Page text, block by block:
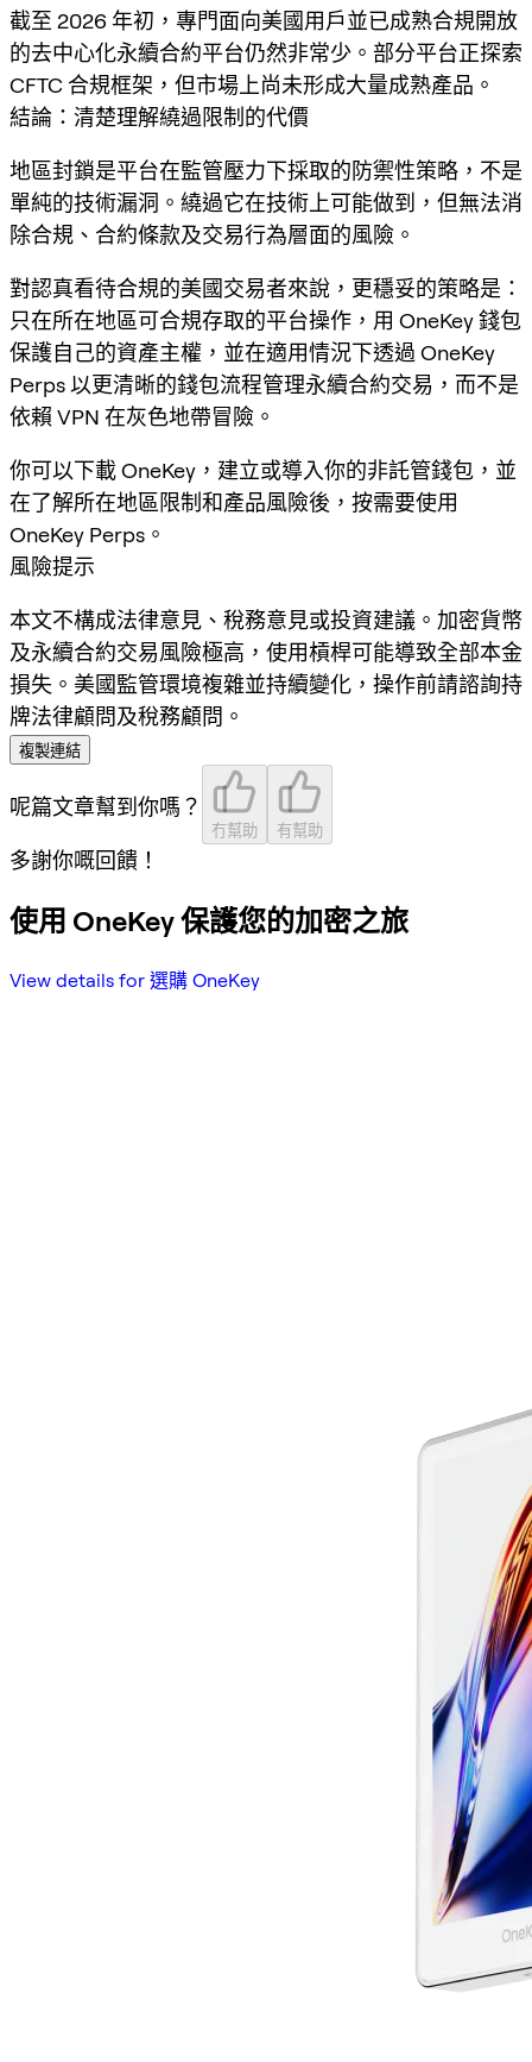
截至 2026 年初，專門面向美國用戶並已成熟合規開放
的去中心化永續合約平台仍然非常少。部分平台正探索
CFTC 合規框架，但市場上尚未形成大量成熟產品。
結論：清楚理解繞過限制的代價
地區封鎖是平台在監管壓力下採取的防禦性策略，不是
單純的技術漏洞。繞過它在技術上可能做到，但無法消
除合規、合約條款及交易行為層面的風險。
對認真看待合規的美國交易者來說，更穩妥的策略是：
只在所在地區可合規存取的平台操作，用 OneKey 錢包
保護自己的資產主權，並在適用情況下透過 OneKey
Perps 以更清晰的錢包流程管理永續合約交易，而不是
依賴 VPN 在灰色地帶冒險。
你可以下載 OneKey，建立或導入你的非託管錢包，並
在了解所在地區限制和產品風險後，按需要使用
OneKey Perps。
風險提示
本文不構成法律意見、稅務意見或投資建議。加密貨幣
及永續合約交易風險極高，使用槓桿可能導致全部本金
損失。美國監管環境複雜並持續變化，操作前請諮詢持
牌法律顧問及稅務顧問。
複製連結
呢篇文章幫到你嗎？
冇幫助 有幫助
多謝你嘅回饋！
使用 OneKey 保護您的加密之旅
View details for 選購 OneKey